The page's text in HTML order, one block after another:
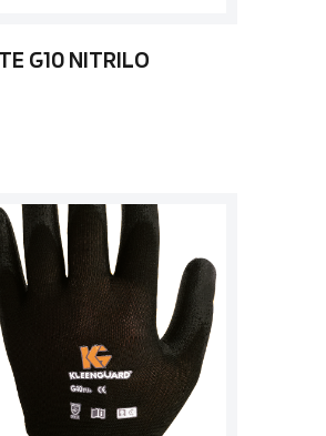
G10 NITRILO